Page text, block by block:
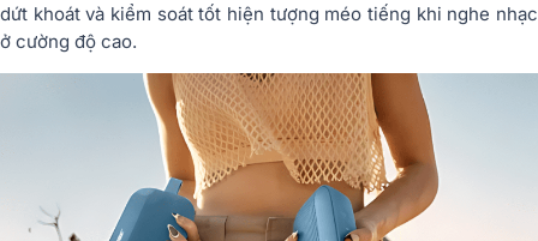
dứt khoát và kiểm soát tốt hiện tượng méo tiếng khi nghe nhạc
ở cường độ cao.